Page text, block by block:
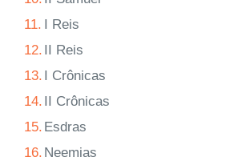
11. I Reis
12. II Reis
13. I Crônicas
14. II Crônicas
15. Esdras
16. Neemias